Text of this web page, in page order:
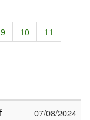
9 10
11
07/08/2024